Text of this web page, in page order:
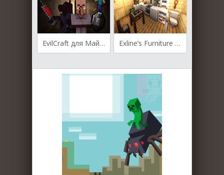
EvilCraft для Майнкрафт [1.20.1, 1.19.4, 1.19.3] Exline’s Furniture для Майнкрафт [1.19.4, 1.19.2, 1.19]